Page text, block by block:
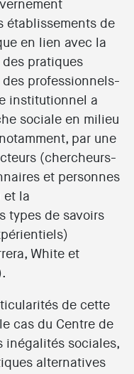
établissements de
en lien avec la
pratiques
professionnels-
institutionnel a
sociale en milieu
par une
(chercheurs-
et personnes
et la
types de savoirs
White et
de cette
cas du Centre de
inégalités sociales,
alternatives